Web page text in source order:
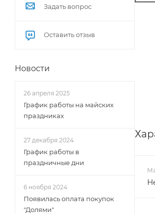
Задать вопрос
Оставить отзыв
Новости
26 апреля 2025
График работы на майских
праздниках
27 декабря 2024
График работы в
праздничные дни
6 ноября 2024
Появилась оплата покупок
"Долями"